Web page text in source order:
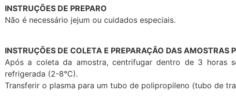
INSTRUÇÕES DE PREPARO
Não é necessário jejum ou cuidados especiais.
INSTRUÇÕES DE COLETA E PREPARAÇÃO DAS AMOSTRAS
Após a coleta da amostra, centrifugar dentro de 3 horas
refrigerada (2-8°C).
Transferir o plasma para um tubo de polipropileno (tubo de